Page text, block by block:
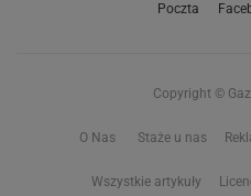
Poczta
Copyright ©
O Nas Staże u nas
Wszystkie artykuły